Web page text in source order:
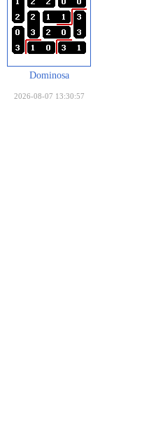
Dominosa
2026-08-07 13:30:57